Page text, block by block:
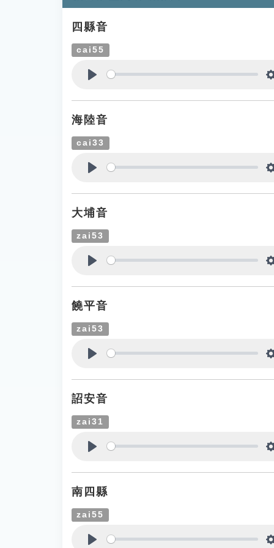
四縣音
cai55
海陸音
cai33
大埔音
zai53
饒平音
zai53
詔安音
zai31
南四縣
zai55